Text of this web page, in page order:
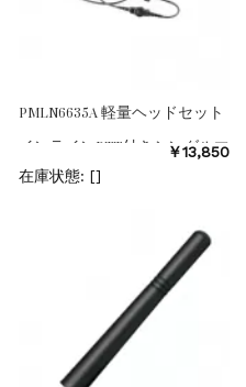
PMLN6635A 軽量ヘッドセット
インラインPTT付きシングルマ
フ型
￥13,850
在庫状態: []